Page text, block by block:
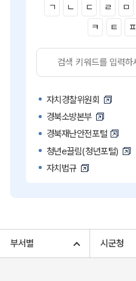
ㄱ ㄴ ㄷ ㄹ ㅁ
ㅋ
ㅌ ㅍ
자치경찰위원회
경북소방본부
경북재난안전포털
청년e끌림(청년포털)
자치법규
고향사랑기부 아너스 클럽
부서별 시군청